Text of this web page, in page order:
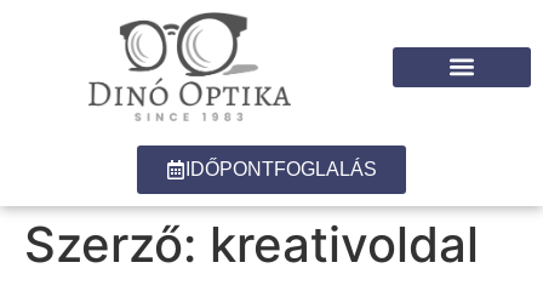
IDŐPONTFOGLALÁS
Szerző: kreativoldal